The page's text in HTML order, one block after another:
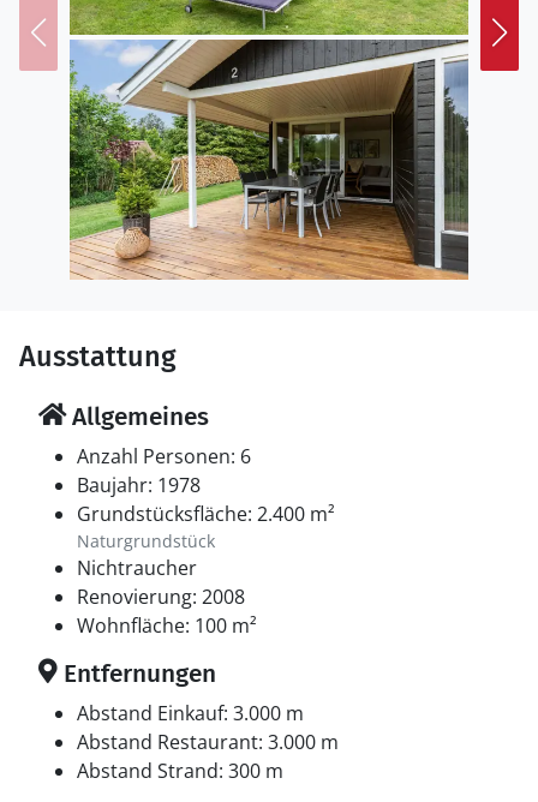
Die Umgebung von Gjerrild Nordstrand bietet
zahlreiche Attraktionen. Besuchen Sie die malerischen
Gassen von Grenaa und das beeindruckende Kattegat-
Museum. Hobbyangler finden an der Gjerrild Klint
hervorragende Fischgründe, insbesondere für
Meerforellen.
Ausstattung
Allgemeines
Anzahl Personen: 6
Baujahr: 1978
Grundstücksfläche: 2.400 m²
Naturgrundstück
Nichtraucher
Renovierung: 2008
Wohnfläche: 100 m²
Entfernungen
Abstand Einkauf: 3.000 m
Abstand Restaurant: 3.000 m
Abstand Strand: 300 m